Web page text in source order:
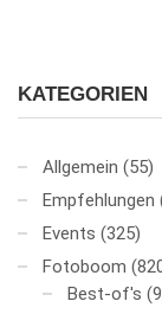
KATEGORIEN
Allgemein (55)
Empfehlungen
Events (325)
Fotoboom
Best-of's